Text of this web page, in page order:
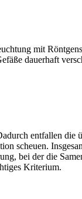
mit
dauerhaft
entfallen die
scheuen.
bei der die
Kriterium.